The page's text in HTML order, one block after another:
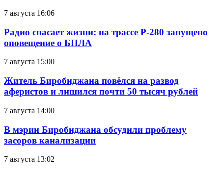
7 августа 16:06
Радио спасает жизни: на трассе Р-280 запущено
оповещение о БПЛА
7 августа 15:00
Житель Биробиджана повёлся на развод
аферистов и лишился почти 50 тысяч рублей
7 августа 14:00
В мэрии Биробиджана обсудили проблему
засоров канализации
7 августа 13:02